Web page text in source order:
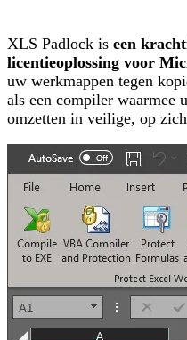
XLS Padlock is een
licentieoplossing voor
uw werkmappen tegen
als een compiler waarmee
omzetten in veilige, op